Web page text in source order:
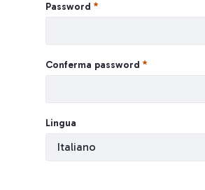
Password
Conferma password
Lingua